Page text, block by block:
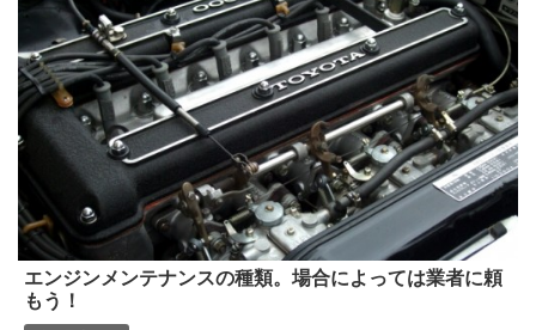
エンジンメンテナンスの種類。場合によっては業者に頼
もう！